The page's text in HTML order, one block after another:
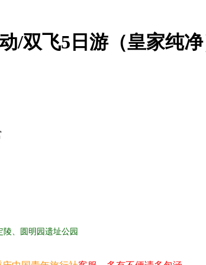
/双飞5日游（皇家纯
、圆明园遗址公园